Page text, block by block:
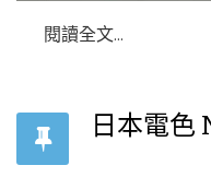
閱讀全文...
日本電色